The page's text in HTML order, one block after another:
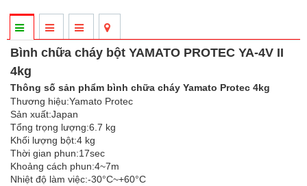
Bình chữa cháy bột YAMATO PROTEC YA-4V II
4kg
Thông số sản phẩm bình chữa cháy Yamato Protec 4kg
Thương hiệu:Yamato Protec
Sản xuất:Japan
Tổng trọng lượng:6.7 kg
Khối lượng bột:4 kg
Thời gian phun:17sec
Khoảng cách phun:4~7m
Nhiệt độ làm việc:-30°C~+60°C